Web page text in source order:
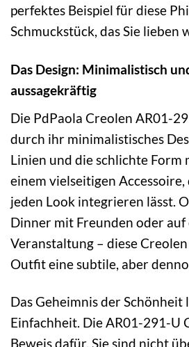
perfektes Beispiel für diese
Schmuckstück, das Sie lieben
Das Design: Minimalistisch
aussagekräftig
Die PdPaola Creolen AR01-
durch ihr minimalistisches
Linien und die schlichte Form
einem vielseitigen Accessoire,
jeden Look integrieren lässt.
Dinner mit Freunden oder
Veranstaltung – diese
Outfit eine subtile, aber
Das Geheimnis der
Einfachheit. Die AR01-291-U
Beweis dafür. Sie sind nicht